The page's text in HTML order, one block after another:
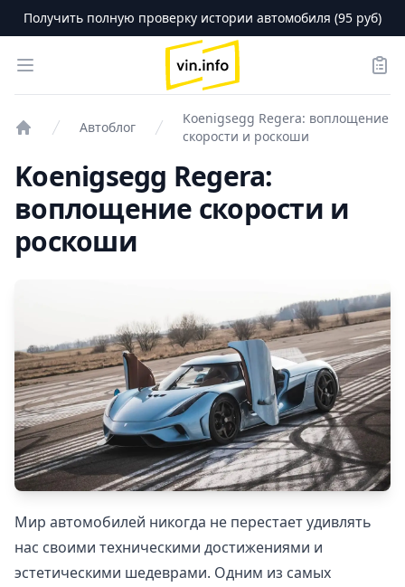
Получить полную проверку истории автомобиля (95 руб)
Open menu
logo
Автоблог
Koenigsegg Regera: воплощение
скорости и роскоши
Koenigsegg Regera:
воплощение скорости и
роскоши
Мир автомобилей никогда не перестает удивлять
нас своими техническими достижениями и
эстетическими шедеврами. Одним из самых